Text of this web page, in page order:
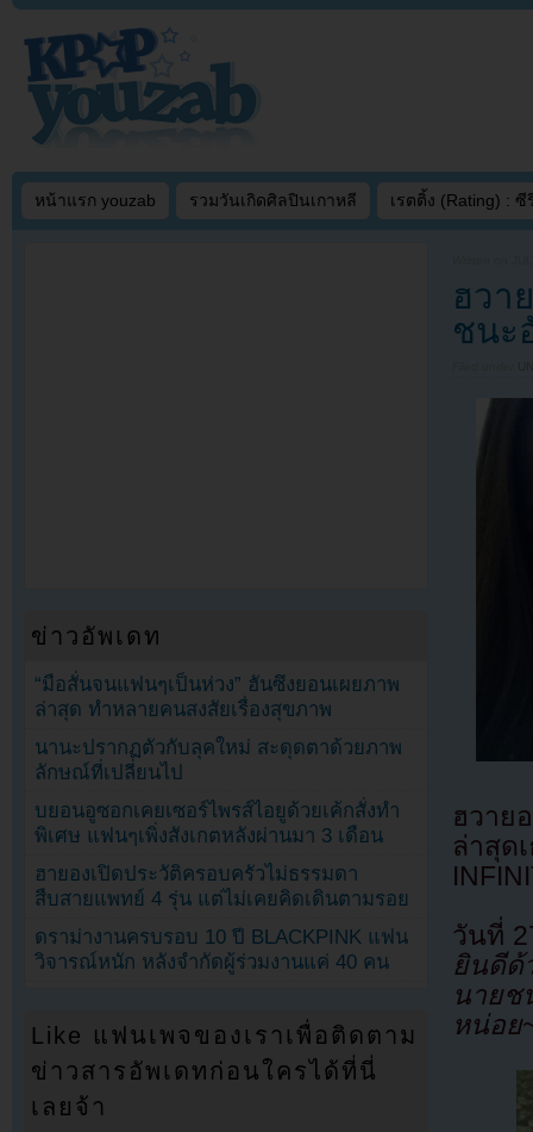
หน้าแรก youzab รวมวันเกิดศิลปินเกาหลี เรตติ้ง (Rating) : ซี
ฮวา
ชนะ
ฮวาย
ล่าสุด
วันที่
ยินดีด้
นาย
หน่อย
ข่าวอัพเดท
“มือสั่นจนแฟนๆเป็นห่วง” ฮันซึงยอนเผยภาพ
ล่าสุด ทำหลายคนสงสัยเรื่องสุขภาพ
นานะปรากฏตัวกับลุคใหม่ สะดุดตาด้วยภาพ
ลักษณ์ที่เปลี่ยนไป
บยอนอูซอกเคยเซอร์ไพรส์ไอยูด้วยเค้กสั่งทำ
พิเศษ แฟนๆเพิ่งสังเกตหลังผ่านมา 3 เดือน
ฮายองเปิดประวัติครอบครัวไม่ธรรมดา
สืบสายแพทย์ 4 รุ่น แต่ไม่เคยคิดเดินตามรอย
ดราม่างานครบรอบ 10 ปี BLACKPINK แฟน
วิจารณ์หนัก หลังจำกัดผู้ร่วมงานแค่ 40 คน
Like แฟนเพจของเราเพื่อติดตาม
ข่าวสารอัพเดทก่อนใครได้ที่นี่
เลยจ้า